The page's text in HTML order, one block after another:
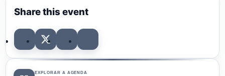
Share this event
EXPLORAR A AGENDA